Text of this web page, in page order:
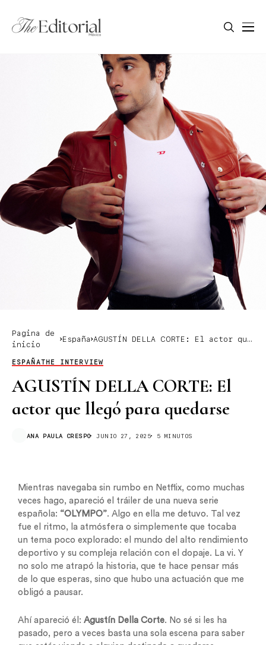
Pagina de
inicio
España AGUSTÍN DELLA CORTE: El actor que
ESPAÑATHE INTERVIEW
AGUSTÍN DELLA CORTE: El
actor que llegó para quedarse
ANA PAULA CRESPO JUNIO 27, 2025 5 MINUTOS
Mientras navegaba sin rumbo en Netflix, como muchas
veces hago, apareció el tráiler de una nueva serie
española: “OLYMPO”. Algo en ella me detuvo. Tal vez
fue el ritmo, la atmósfera o simplemente que tocaba
un tema poco explorado: el mundo del alto rendimiento
deportivo y su compleja relación con el dopaje. La vi. Y
no solo me atrapó la historia, que te hace pensar más
de lo que esperas, sino que hubo una actuación que me
obligó a pausar.
Ahí apareció él: Agustín Della Corte. No sé si les ha
pasado, pero a veces basta una sola escena para saber